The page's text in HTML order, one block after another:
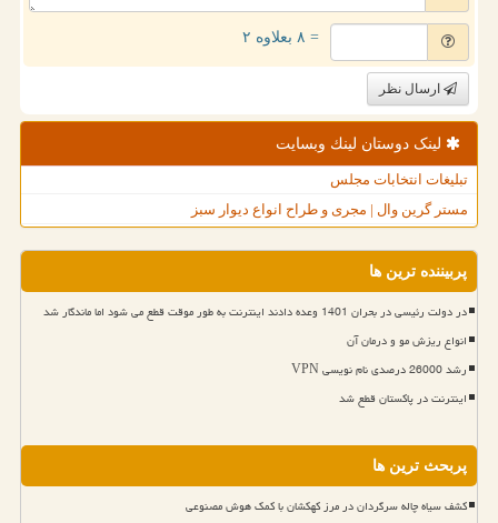
= ۸ بعلاوه ۲
ارسال نظر
لینک دوستان لینك وبسایت
تبلیغات انتخابات مجلس
مستر گرین وال | مجری و طراح انواع دیوار سبز
پربیننده ترین ها
در دولت رئیسی در بحران 1401 وعده دادند اینترنت به طور موقت قطع می شود اما ماندگار شد
انواع ریزش مو و درمان آن
رشد 26000 درصدی نام نویسی VPN
اینترنت در پاکستان قطع شد
پربحث ترین ها
کشف سیاه چاله سرگردان در مرز کهکشان با کمک هوش مصنوعی